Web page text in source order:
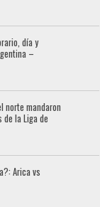
día y
–
norte mandaron
la Liga de
Arica vs